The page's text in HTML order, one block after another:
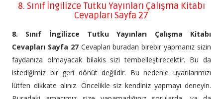
8. Sınıf İngilizce Tutku Yayınları Çalışma Kitabı
Cevapları Sayfa 27
8. Sınıf İngilizce Tutku Yayınları Çalışma Kitabı
Cevapları Sayfa 27 Cevapları buradan birebir yapmanız sizin
faydanıza olmayacak bilakis sizi tembelleştirecektir. Bu da
istediğimiz bir geri dönüt değildir. Bu nedenle uyarılarımızı
lütfen dikkate alınız. Öncelikle siz kendiniz yapmayı deneyin.